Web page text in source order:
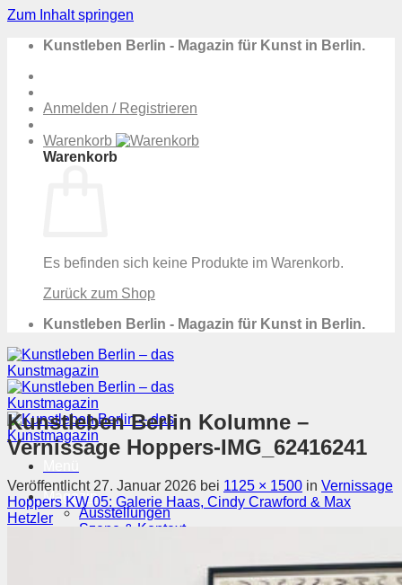
Zum Inhalt springen
Kunstleben Berlin - Magazin für Kunst in Berlin.
Anmelden / Registrieren
Warenkorb
Warenkorb
Es befinden sich keine Produkte im Warenkorb.
Zurück zum Shop
Kunstleben Berlin - Magazin für Kunst in Berlin.
Magazin
Ausstellungen
Szene & Kontext
Kunstleben Berlin Kolumne –
Vernissage Hoppers-IMG_62416241
Veröffentlicht 27. Januar 2026 bei 1125 × 1500 in Vernissage
Hoppers KW 05: Galerie Haas, Cindy Crawford & Max
Hetzler